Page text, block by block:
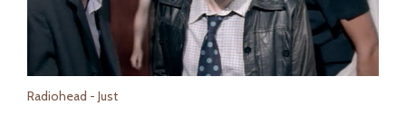
Radiohead - Just